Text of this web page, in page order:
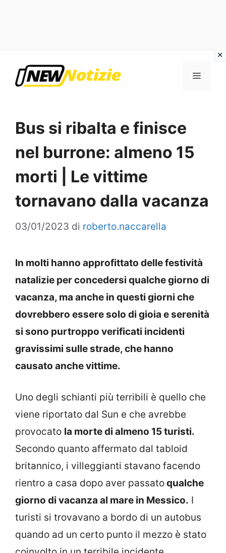
Menu
Bus si ribalta e finisce
nel burrone: almeno 15
morti | Le vittime
tornavano dalla vacanza
03/01/2023 di roberto.naccarella
In molti hanno approfittato delle festività
natalizie per concedersi qualche giorno di
vacanza, ma anche in questi giorni che
dovrebbero essere solo di gioia e serenità
si sono purtroppo verificati incidenti
gravissimi sulle strade, che hanno
causato anche vittime.
Uno degli schianti più terribili è quello che
viene riportato dal Sun e che avrebbe
provocato la morte di almeno 15 turisti.
Secondo quanto affermato dal tabloid
britannico, i villeggianti stavano facendo
rientro a casa dopo aver passatoqualche
giorno di vacanza al mare in Messico. I
turisti si trovavano a bordo di un autobus
quando ad un certo punto il mezzo è stato